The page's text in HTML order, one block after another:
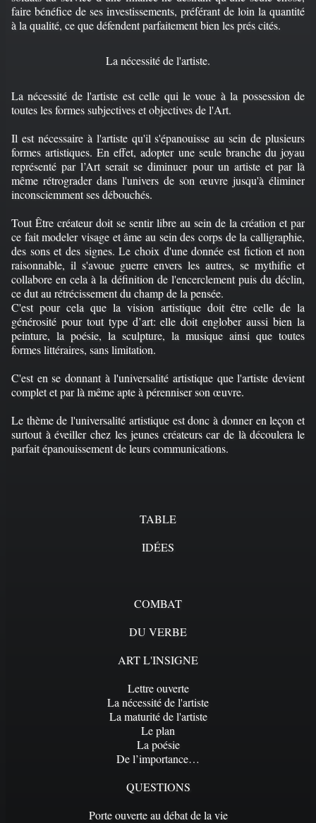
faire bénéfice de ses investissements, préférant de loin la quantité
à la qualité, ce que défendent parfaitement bien les prés cités.
La nécessité de l'artiste.
La nécessité de l'artiste est celle qui le voue à la possession de
toutes les formes subjectives et objectives de l'Art.
Il est nécessaire à l'artiste qu'il s'épanouisse au sein de plusieurs
formes artistiques. En effet, adopter une seule branche du joyau
représenté par l’Art serait se diminuer pour un artiste et par là
même rétrograder dans l'univers de son œuvre jusqu'à éliminer
inconsciemment ses débouchés.
Tout Être créateur doit se sentir libre au sein de la création et par
ce fait modeler visage et âme au sein des corps de la calligraphie,
des sons et des signes. Le choix d'une donnée est fiction et non
raisonnable, il s'avoue guerre envers les autres, se mythifie et
collabore en cela à la définition de l'encerclement puis du déclin,
ce dut au rétrécissement du champ de la pensée.
C'est pour cela que la vision artistique doit être celle de la
générosité pour tout type d’art: elle doit englober aussi bien la
peinture, la poésie, la sculpture, la musique ainsi que toutes
formes littéraires, sans limitation.
C'est en se donnant à l'universalité artistique que l'artiste devient
complet et par là même apte à pérenniser son œuvre.
Le thème de l'universalité artistique est donc à donner en leçon et
surtout à éveiller chez les jeunes créateurs car de là découlera le
parfait épanouissement de leurs communications.
TABLE
IDÉES
COMBAT
DU VERBE
ART L'INSIGNE
Lettre ouverte
La nécessité de l'artiste
La maturité de l'artiste
Le plan
La poésie
De l’importance…
QUESTIONS
Porte ouverte au débat de la vie